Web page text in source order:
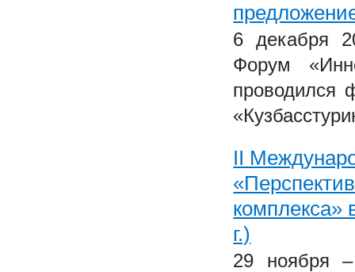
6 декабря
Форум
проводился
II
комплекса»
г.)
29 ноября